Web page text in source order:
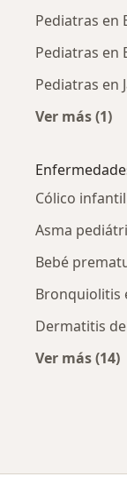
Pediatras en
Pediatras en
Pediatras en
Ver más (1)
Cólico
Asma
Bebé
Bronquiolitis
Dermatitis
Ver más (14)